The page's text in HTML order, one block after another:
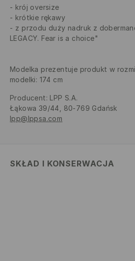
krój oversize
krótkie rękawy
z przodu duży nadruk z
LEGACY. Fear is a choice"
Modelka prezentuje produkt w
modelki: 174 cm
Producent: LPP S.A.
Łąkowa 39/44, 80-769 Gdańsk
lpp@lppsa.com
SKŁAD I KONSERWACJA